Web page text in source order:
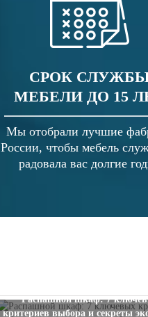
СРОК
МЕБЕЛИ ДО 15
Мы отобрали лучшие
России, чтобы мебель
радовала вас долгие
Распашной шкаф: 7
критериев выбора и секреты